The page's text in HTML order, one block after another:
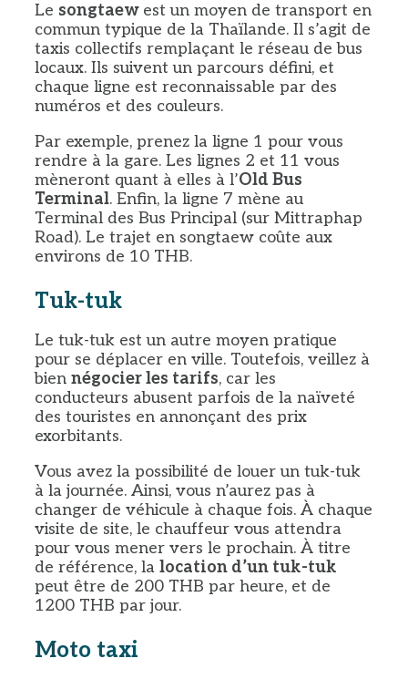
Le songtaew est un moyen de transport en
commun typique de la Thaïlande. Il s’agit de
taxis collectifs remplaçant le réseau de bus
locaux. Ils suivent un parcours défini, et
chaque ligne est reconnaissable par des
numéros et des couleurs.
Par exemple, prenez la ligne 1 pour vous
rendre à la gare. Les lignes 2 et 11 vous
mèneront quant à elles à l’Old Bus
Terminal. Enfin, la ligne 7 mène au
Terminal des Bus Principal (sur Mittraphap
Road). Le trajet en songtaew coûte aux
environs de 10 THB.
Tuk-tuk
Le tuk-tuk est un autre moyen pratique
pour se déplacer en ville. Toutefois, veillez à
bien négocier les tarifs, car les
conducteurs abusent parfois de la naïveté
des touristes en annonçant des prix
exorbitants.
Vous avez la possibilité de louer un tuk-tuk
à la journée. Ainsi, vous n’aurez pas à
changer de véhicule à chaque fois. À chaque
visite de site, le chauffeur vous attendra
pour vous mener vers le prochain. À titre
de référence, la location d’un tuk-tuk
peut être de 200 THB par heure, et de
1200 THB par jour.
Moto taxi